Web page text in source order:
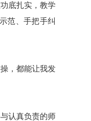
底扎实，教学
范、手把手纠
，都能让我发
认真负责的师